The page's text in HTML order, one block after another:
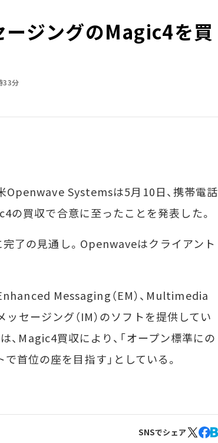
ジングのMagic4を買
33分
Systemsは5月10日、携帯電話
の買収で合意に至ったことを発表した。
了の見通し。Openwaveはクライアント
Messaging（EM）、Multimedia
ッセージング（IM）のソフトを提供してい
、Magic4買収により、「オープン標準にの
首位の座を目指す」としている。
SNSでシェア